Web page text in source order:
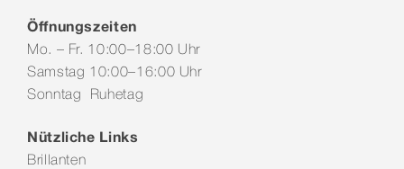
Öffnungszeiten
Mo. – Fr. 10:00–18:00 Uhr
Samstag 10:00–16:00 Uhr
Sonntag Ruhetag
Nützliche Links
Brillanten